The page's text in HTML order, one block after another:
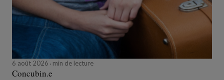
6 août 2026 min de lecture
Concubin.e